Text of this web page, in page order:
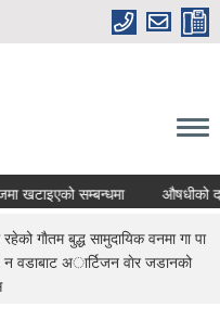
सम्बन्धमा औषधीको दररेट
गाैतम बुद्ध सामुदायिक वनमा गा‌‍ पा
न वडाबाट अार्टिजन वाेर जडानको